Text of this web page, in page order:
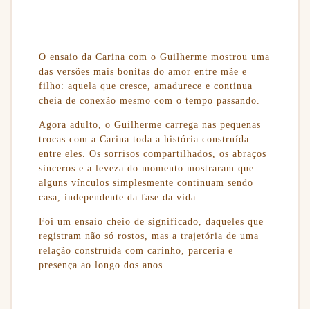
O ensaio da Carina com o Guilherme mostrou uma
das versões mais bonitas do amor entre mãe e
filho: aquela que cresce, amadurece e continua
cheia de conexão mesmo com o tempo passando.
Agora adulto, o Guilherme carrega nas pequenas
trocas com a Carina toda a história construída
entre eles. Os sorrisos compartilhados, os abraços
sinceros e a leveza do momento mostraram que
alguns vínculos simplesmente continuam sendo
casa, independente da fase da vida.
Foi um ensaio cheio de significado, daqueles que
registram não só rostos, mas a trajetória de uma
relação construída com carinho, parceria e
presença ao longo dos anos.